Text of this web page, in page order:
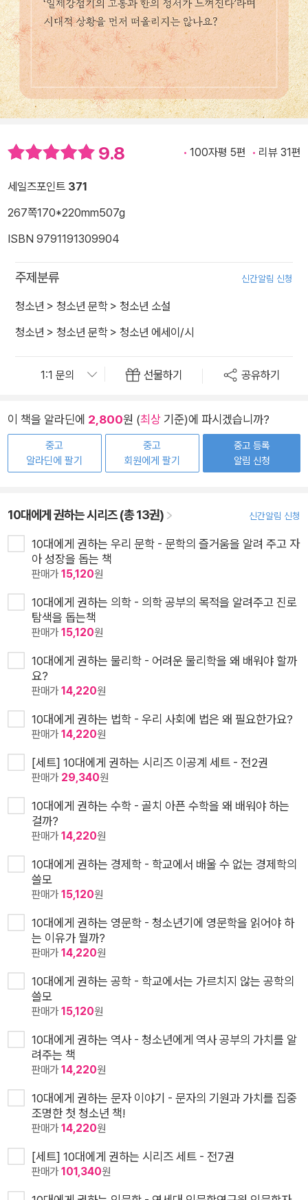
9.8 100자평 5편 리뷰 31편
세일즈포인트 371
267쪽170*220mm507g
ISBN 9791191309904
주제분류 신간알림 신청
청소년 > 청소년 문학> 청소년 소설
청소년 > 청소년 문학> 청소년 에세이/시
선물하기 공유하기
이 책을 알라딘에 2,800원 (최상 기준)에 파시겠습니까?
중고
알라딘에 팔기
중고
회원에게 팔기
중고 등록
알림 신청
10대에게 권하는 시리즈 (총 13권) 신간알림 신청
10대에게 권하는 우리 문학 - 문학의 즐거움을 알려 주고 자
아 성장을 돕는 책
판매가15,120원
10대에게 권하는 의학 - 의학 공부의 목적을 알려주고 진로
탐색을 돕는책
판매가15,120원
10대에게 권하는 물리학 - 어려운 물리학을 왜 배워야 할까
요?
판매가14,220원
10대에게 권하는 법학 - 우리 사회에 법은 왜 필요한가요?
판매가14,220원
[세트] 10대에게 권하는 시리즈 이공계 세트 - 전2권
판매가 29,340원
10대에게 권하는 수학 - 골치 아픈 수학을 왜 배워야 하는
걸까?
판매가14,220원
10대에게 권하는 경제학 - 학교에서 배울 수 없는 경제학의
쓸모
판매가15,120원
10대에게 권하는 영문학 - 청소년기에 영문학을 읽어야 하
는 이유가 뭘까?
판매가14,220원
10대에게 권하는 공학 - 학교에서는 가르치지 않는 공학의
쓸모
판매가15,120원
10대에게 권하는 역사 - 청소년에게 역사 공부의 가치를 알
려주는 책
판매가14,220원
10대에게 권하는 문자 이야기 - 문자의 기원과 가치를 집중
조명한 첫 청소년 책!
판매가14,220원
[세트] 10대에게 권하는 시리즈 세트 - 전7권
판매가101,340원